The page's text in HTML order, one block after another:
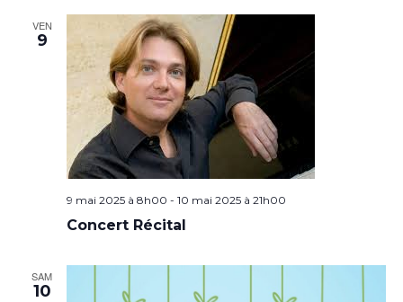
VEN
9
9 mai 2025 à 8h00 - 10 mai 2025 à 21h00
Concert Récital
SAM
10